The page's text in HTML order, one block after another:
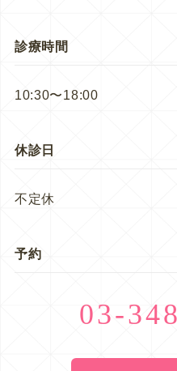
診療時間
10:30〜18:00
休診日
不定休
予約
03-